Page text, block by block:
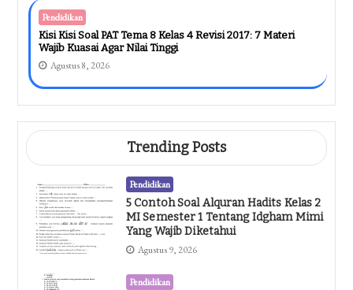
Pendidikan
Kisi Kisi Soal PAT Tema 8 Kelas 4 Revisi 2017: 7 Materi
Wajib Kuasai Agar Nilai Tinggi
Agustus 8, 2026
Trending Posts
Pendidikan
5 Contoh Soal Alquran Hadits Kelas 2
MI Semester 1 Tentang Idgham Mimi
Yang Wajib Diketahui
Agustus 9, 2026
Pendidikan